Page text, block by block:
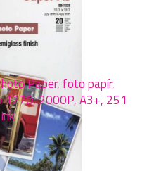
Paper, foto papír,
1270, 2000P, A3+, 251